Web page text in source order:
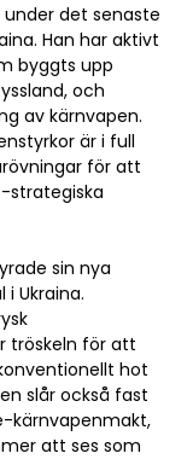
under det senaste
Han har aktivt
byggts upp
och
av kärnvapen.
är i full
för att
strategiska
sin nya
Ukraina.
tröskeln för att
hot
slår också fast
kärnvapenmakt,
att ses som